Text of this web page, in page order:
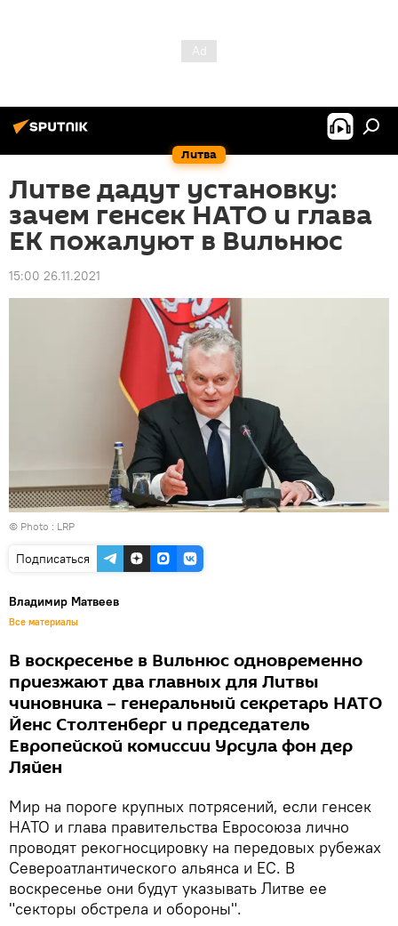
Литва
Литве дадут установку:
зачем генсек НАТО и глава
ЕК пожалуют в Вильнюс
15:00 26.11.2021
© Photo : LRP
Подписаться
Владимир Матвеев
Все материалы
В воскресенье в Вильнюс одновременно
приезжают два главных для Литвы
чиновника – генеральный секретарь НАТО
Йенс Столтенберг и председатель
Европейской комиссии Урсула фон дер
Ляйен
Мир на пороге крупных потрясений, если генсек
НАТО и глава правительства Евросоюза лично
проводят рекогносцировку на передовых рубежах
Североатлантического альянса и ЕС. В
воскресенье они будут указывать Литве ее
"секторы обстрела и обороны".